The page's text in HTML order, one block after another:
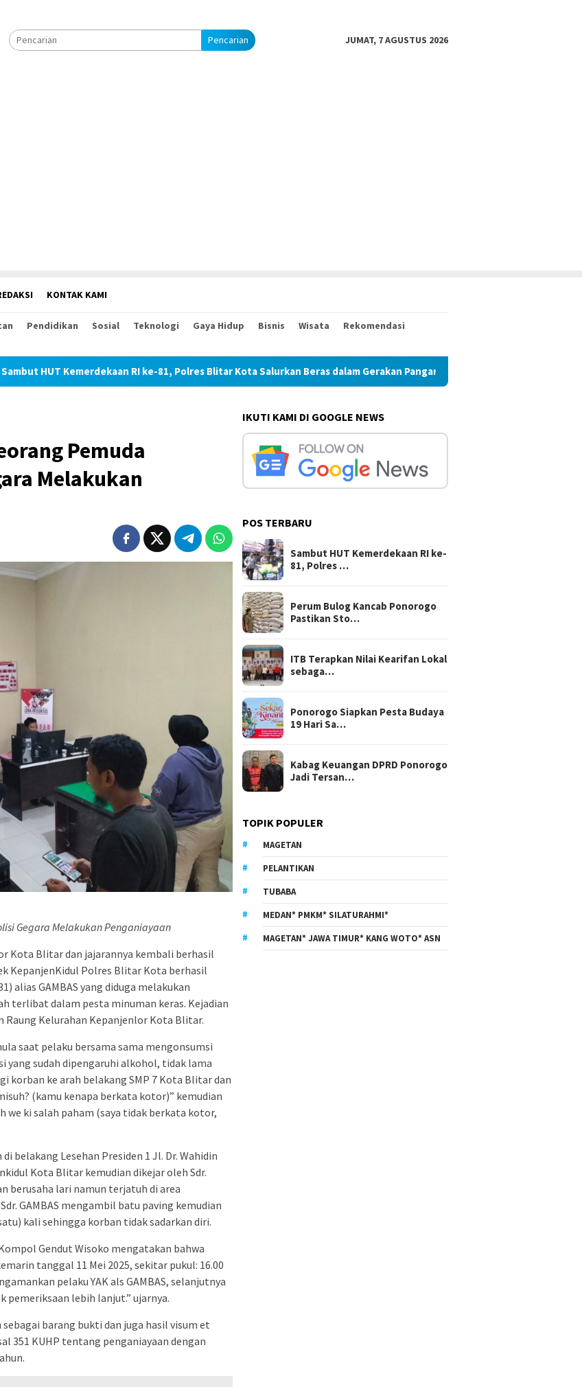
Pencarian JUMAT, 7 AGUSTUS 2026
KONTAK KAMI
Pendidikan Sosial Teknologi Gaya Hidup Bisnis Wisata
Rekomendasi
RI ke-81, Polres Blitar Kota Salurkan Beras dalam Gerakan Pangan Murah Perum Bulog Kancab
Pemuda
Melakukan
Gegara Melakukan Penganiayaan
Kota Blitar dan jajarannya kembali berhasil
KepanjenKidul Polres Blitar Kota berhasil
alias GAMBAS yang diduga melakukan
terlibat dalam pesta minuman keras. Kejadian
Raung Kelurahan Kepanjenlor Kota Blitar.
saat pelaku bersama sama mengonsumsi
yang sudah dipengaruhi alkohol, tidak lama
korban ke arah belakang SMP 7 Kota Blitar dan
(kamu kenapa berkata kotor)” kemudian
we ki salah paham (saya tidak berkata kotor,
belakang Lesehan Presiden 1 Jl. Dr. Wahidin
Kota Blitar kemudian dikejar oleh Sdr.
berusaha lari namun terjatuh di area
GAMBAS mengambil batu paving kemudian
kali sehingga korban tidak sadarkan diri.
Gendut Wisoko mengatakan bahwa
tanggal 11 Mei 2025, sekitar pukul: 16.00
pelaku YAK als GAMBAS, selanjutnya
pemeriksaan lebih lanjut.” ujarnya.
barang bukti dan juga hasil visum et
351 KUHP tentang penganiayaan dengan
IKUTI KAMI DI GOOGLE NEWS
POS TERBARU
Sambut HUT Kemerdekaan RI ke-
81, Polres …
Perum Bulog Kancab Ponorogo
Pastikan Sto…
ITB Terapkan Nilai Kearifan Lokal
sebaga…
Ponorogo Siapkan Pesta Budaya
19 Hari Sa…
Kabag Keuangan DPRD Ponorogo
Jadi Tersan…
TOPIK POPULER
MAGETAN
PELANTIKAN
TUBABA
MEDAN* PMKM* SILATURAHMI*
MAGETAN* JAWA TIMUR* KANG WOTO* ASN